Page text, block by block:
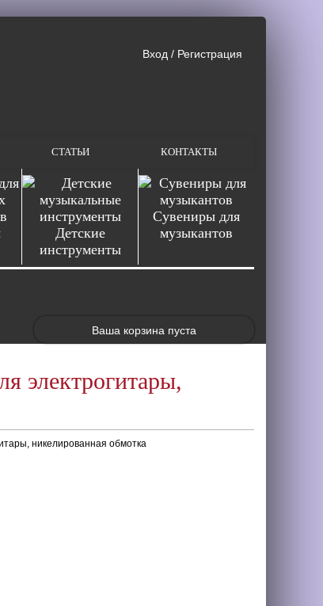
Вход / Регистрация
СТАТЬИ КОНТАКТЫ
Детские
инструменты
Сувениры для
музыкантов
Ваша корзина пуста
электрогитары,
никелированная обмотка